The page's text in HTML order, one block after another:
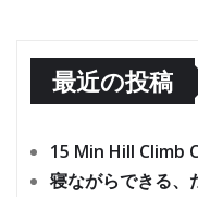
最近の投稿
15 Min Hill Climb
寝ながらできる、